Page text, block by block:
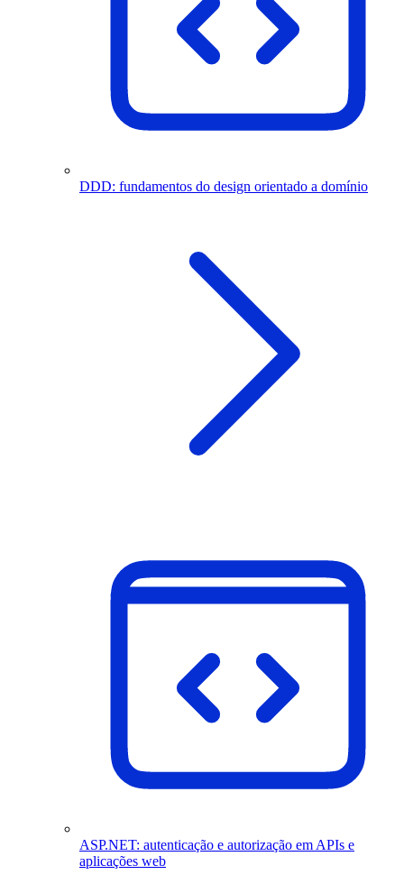
DDD: fundamentos do design orientado a domínio
ASP.NET: autenticação e autorização em APIs e
aplicações web